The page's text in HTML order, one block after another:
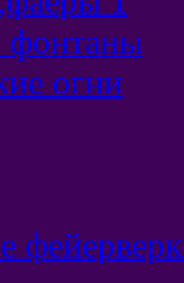
фонтаны
огни